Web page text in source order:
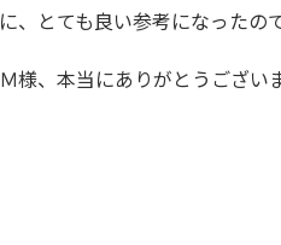
、とても良い参考になったの
様、本当にありがとうござい